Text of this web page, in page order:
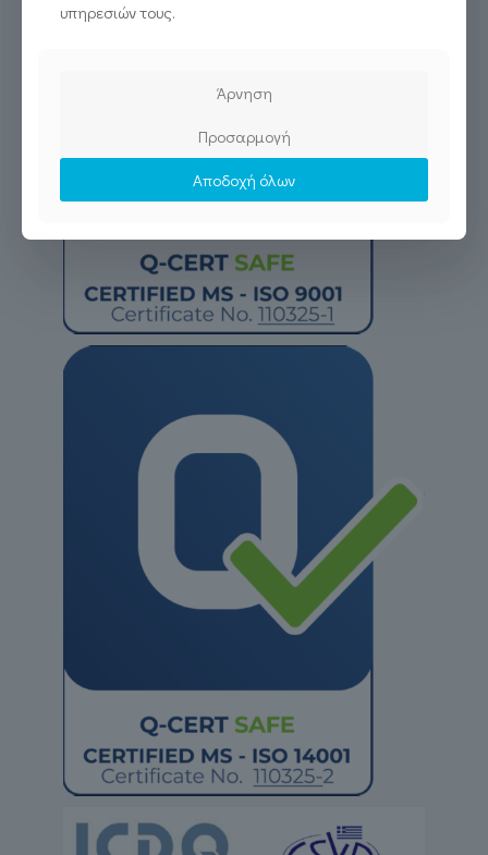
υπηρεσιών τους.
Άρνηση
Προσαρμογή
Αποδοχή όλων